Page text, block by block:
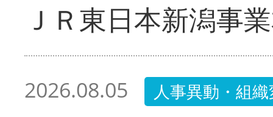
ＪＲ東日本新潟事
2026.08.05 人事異動・組